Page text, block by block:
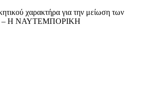
χαρακτήρα για την μείωση των
– Η ΝΑΥΤΕΜΠΟΡΙΚΗ